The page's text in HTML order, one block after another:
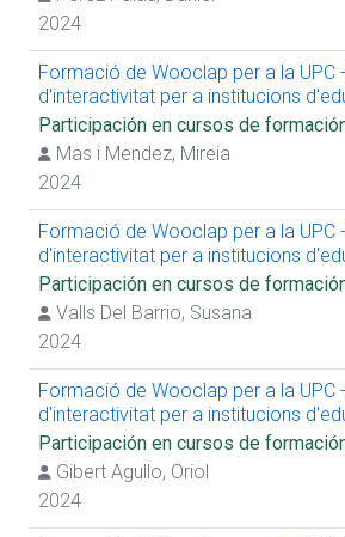
2024
Formació de Wooclap per a la UPC
d'interactivitat per a institucions
Participación en cursos de
Mas i Mendez, Mireia
2024
Formació de Wooclap per a la UPC
d'interactivitat per a institucions
Participación en cursos de
Valls Del Barrio, Susana
2024
Formació de Wooclap per a la UPC
d'interactivitat per a institucions
Participación en cursos de
Gibert Agullo, Oriol
2024